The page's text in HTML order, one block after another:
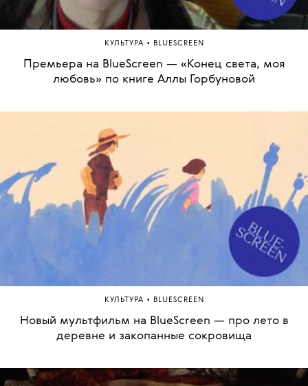
КУЛЬТУРА • BLUESCREEN
Премьера на BlueScreen — «Конец света, моя
любовь» по книге Аллы Горбуновой
КУЛЬТУРА • BLUESCREEN
Новый мультфильм на BlueScreen — про лето в
деревне и закопанные сокровища